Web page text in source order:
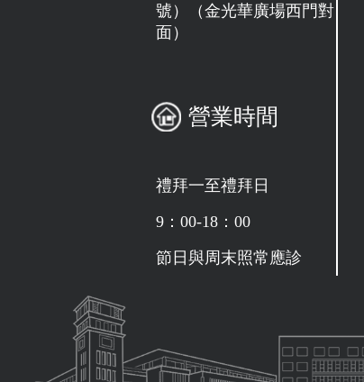
號）（金光華廣場西門對
面）
營業時間
禮拜一至禮拜日
9：00-18：00
節日與周末照常應診